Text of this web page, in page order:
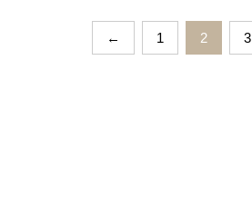
← 1 2 3